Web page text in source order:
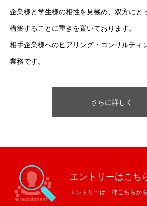
企業様と学生様の相性を見極め、双方にと
構築することに重きを置いております。
相手企業様へのヒアリング・コンサルティ
業務です。
さらに詳しく
エントリーはこち
エントリーは一律こちらか